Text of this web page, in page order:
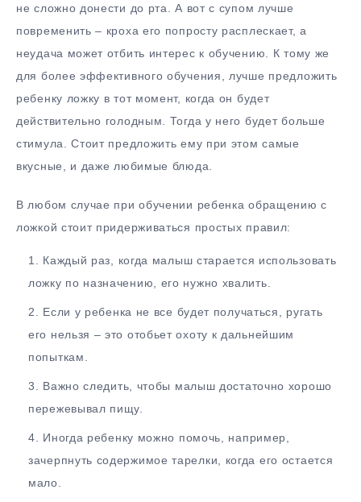
не сложно донести до рта. А вот с супом лучше
повременить – кроха его попросту расплескает, а
неудача может отбить интерес к обучению. К тому же
для более эффективного обучения, лучше предложить
ребенку ложку в тот момент, когда он будет
действительно голодным. Тогда у него будет больше
стимула. Стоит предложить ему при этом самые
вкусные, и даже любимые блюда.
В любом случае при обучении ребенка обращению с
ложкой стоит придерживаться простых правил:
Каждый раз, когда малыш старается использовать
ложку по назначению, его нужно хвалить.
Если у ребенка не все будет получаться, ругать
его нельзя – это отобьет охоту к дальнейшим
попыткам.
Важно следить, чтобы малыш достаточно хорошо
пережевывал пищу.
Иногда ребенку можно помочь, например,
зачерпнуть содержимое тарелки, когда его остается
мало.